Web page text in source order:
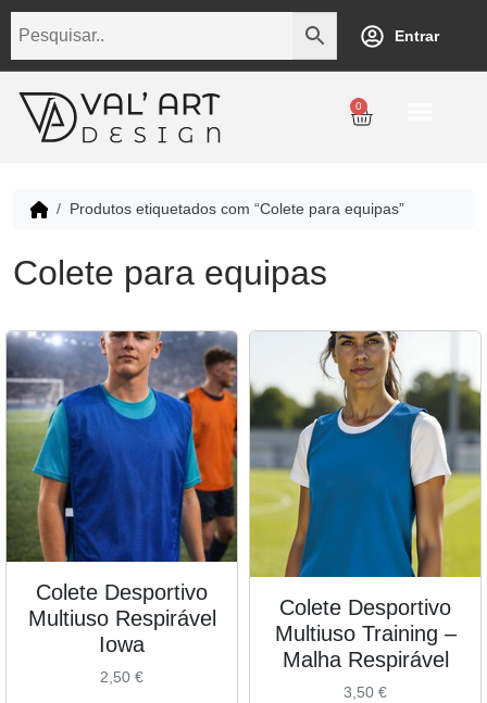
Entrar
0
Produtos etiquetados com “Colete para equipas”
Colete para equipas
Colete Desportivo
Multiuso Respirável
Iowa
2,50 €
Colete Desportivo
Multiuso Training –
Malha Respirável
3,50 €